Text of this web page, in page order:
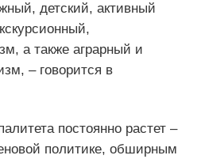
детский, активный
а также аграрный и
– говорится в
постоянно растет –
политике, обширным